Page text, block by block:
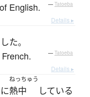
English. — Tatoeba
Details ▸
した。
— Tatoeba
Details ▸
に
ねっちゅう
熱中 している